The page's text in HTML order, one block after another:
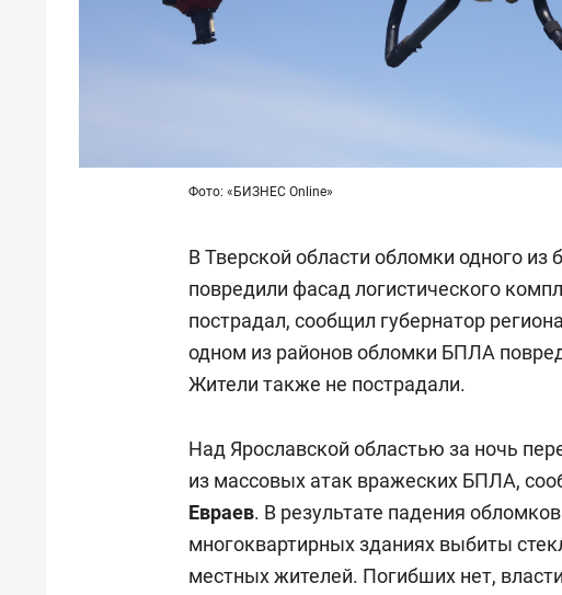
Фото: «БИЗНЕС Online»
В Тверской области обломки одного из
повредили фасад логистического
пострадал, сообщил губернатор региона
одном из районов обломки БПЛА
Жители также не пострадали.
Над Ярославской областью за ночь
из массовых атак вражеских БПЛА,
Евраев. В результате падения
многоквартирных зданиях выбиты
местных жителей. Погибших нет,